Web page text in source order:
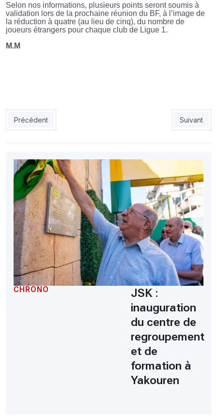
Selon nos informations, plusieurs points seront soumis à
validation lors de la prochaine réunion du BF, à l’image de
la réduction à quatre (au lieu de cinq), du nombre de
joueurs étrangers pour chaque club de Ligue 1.
M.M
Article précédent : Suède – Algérie (Amical): la vente des
Précédent Article
Suivant
CHRONO
JSK :
inauguration
du centre de
regroupement
et de
formation à
Yakouren